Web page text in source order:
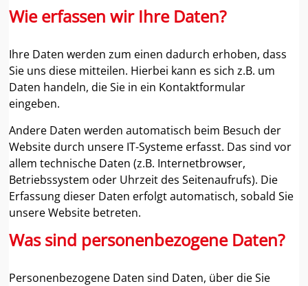
Wie erfassen wir Ihre Daten?
Ihre Daten werden zum einen dadurch erhoben, dass
Sie uns diese mitteilen. Hierbei kann es sich z.B. um
Daten handeln, die Sie in ein Kontaktformular
eingeben.
Andere Daten werden automatisch beim Besuch der
Website durch unsere IT-Systeme erfasst. Das sind vor
allem technische Daten (z.B. Internetbrowser,
Betriebssystem oder Uhrzeit des Seitenaufrufs). Die
Erfassung dieser Daten erfolgt automatisch, sobald Sie
unsere Website betreten.
Was sind personenbezogene Daten?
Personenbezogene Daten sind Daten, über die Sie